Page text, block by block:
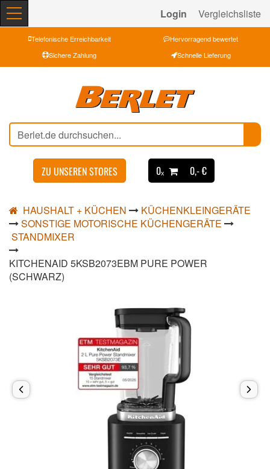
Login Vergleichsliste
Telefonische Erreichbarkeit
Hervorragend bewertet
Sichere Zahlung
Schnelle Lieferung
ZU UNSEREN STORES 0ₓ 0,- €
HAUSHALT + KÜCHEN
KÜCHENKLEINGERÄTE
SONSTIGE MOTORISCHE KÜCHENGERÄTE
STANDMIXER
KITCHENAID 5KSB2073EBM PURE POWER
(SCHWARZ)